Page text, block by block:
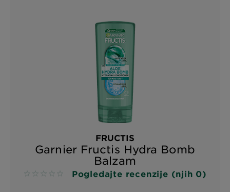
FRUCTIS
Garnier Fructis Hydra Bomb
Balzam
No reviews Pogledajte recenzije (njih 0)